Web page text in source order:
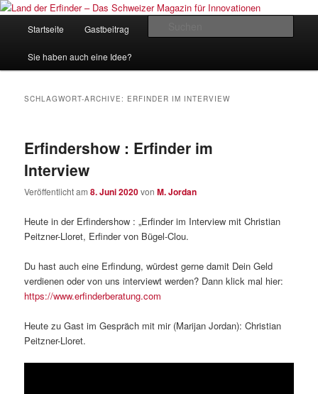
Zum
wechseln
Zum
wechselnLand der Erfinder – Das Schweizer
Startseite Gastbeitrag
Sie haben auch eine Idee?
SCHLAGWORT-ARCHIVE: ERFINDER IM INTERVIEW
Erfindershow : Erfinder im
Interview
Veröffentlicht am8. Juni 2020vonM. Jordan
Heute in der Erfindershow : „Erfinder im Interview mit Christian
Peitzner-Lloret, Erfinder von Bügel-Clou.
Du hast auch eine Erfindung, würdest gerne damit Dein Geld
verdienen oder von uns interviewt werden? Dann klick mal hier:
https://www.erfinderberatung.com
Heute zu Gast im Gespräch mit mir (Marijan Jordan): Christian
Peitzner-Lloret.